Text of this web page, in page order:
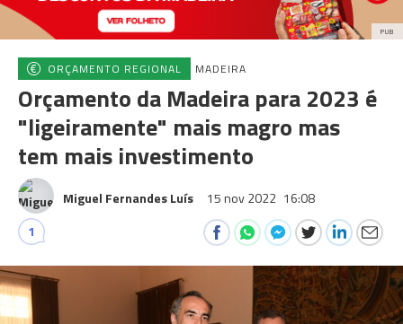
PUB
ORÇAMENTO REGIONAL MADEIRA
Orçamento da Madeira para 2023 é
"ligeiramente" mais magro mas
tem mais investimento
Miguel Fernandes Luís 15 nov 2022 16:08
1